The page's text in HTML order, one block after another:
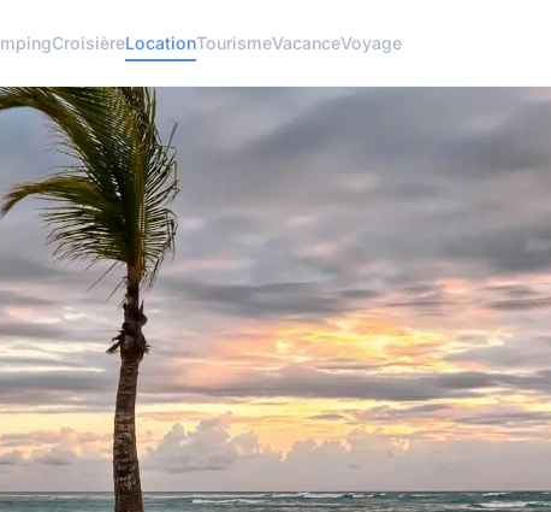
CroisièreLocationTourismeVacanceVoyage